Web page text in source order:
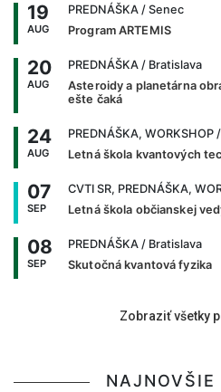
19
AUG
PREDNÁŠKA / Senec
Program ARTEMIS
20
AUG
PREDNÁŠKA / Bratislava
Asteroidy a planetárna
ešte čaká
24
AUG
PREDNÁŠKA, WORKSHOP
Letná škola kvantových
07
SEP
CVTI SR, PREDNÁŠKA,
Letná škola občianskej
08
SEP
PREDNÁŠKA / Bratislava
Skutočná kvantová fyzika
Zobraziť všetky
NAJNOVŠIE